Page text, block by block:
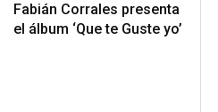
Fabián Corrales presenta
el álbum ‘Que te Guste yo’